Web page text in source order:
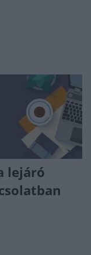
lejáró